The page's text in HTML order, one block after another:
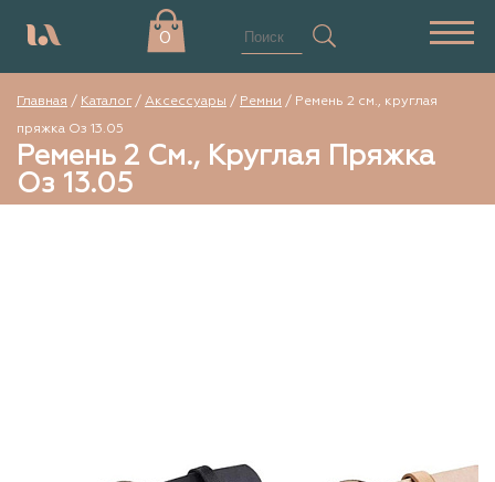
0
Главная / Каталог/ Аксессуары / Ремни / Ремень 2 см., круглая
пряжка Оз 13.05
Ремень 2 См., Круглая Пряжка
Оз 13.05